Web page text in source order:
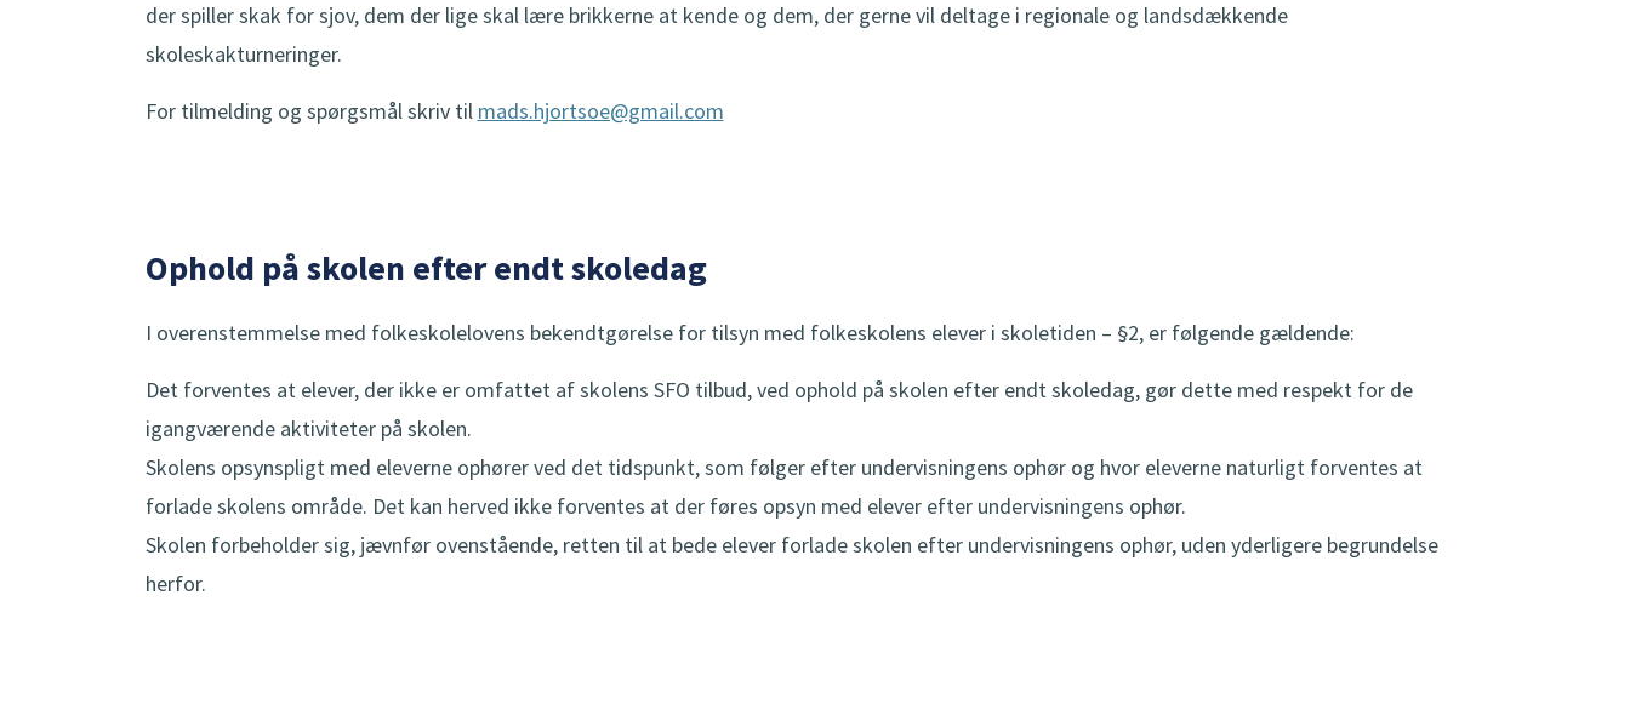
der spiller skak for sjov, dem der lige skal lære brikkerne at kende og dem, der gerne vil deltage i regionale og landsdækkende
skoleskakturneringer.
For tilmelding og spørgsmål skriv til mads.hjortsoe@gmail.com
Ophold på skolen efter endt skoledag
I overenstemmelse med folkeskolelovens bekendtgørelse for tilsyn med folkeskolens elever i skoletiden – §2, er følgende gældende:
Det forventes at elever, der ikke er omfattet af skolens SFO tilbud, ved ophold på skolen efter endt skoledag, gør dette med respekt for de
igangværende aktiviteter på skolen.
Skolens opsynspligt med eleverne ophører ved det tidspunkt, som følger efter undervisningens ophør og hvor eleverne naturligt forventes at
forlade skolens område. Det kan herved ikke forventes at der føres opsyn med elever efter undervisningens ophør.
Skolen forbeholder sig, jævnfør ovenstående, retten til at bede elever forlade skolen efter undervisningens ophør, uden yderligere begrundelse
herfor.